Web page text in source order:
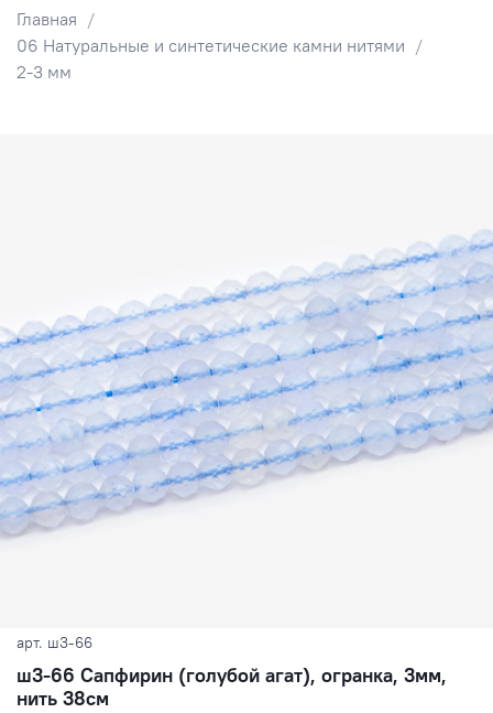
Главная
06 Натуральные и синтетические камни нитями
2-3 мм
арт. ш3-66
ш3-66 Сапфирин (голубой агат), огранка, 3мм,
нить 38см